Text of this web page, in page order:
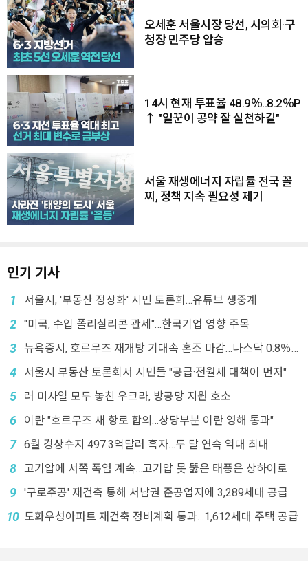
오세훈 서울시장 당선, 시의회·구
청장 민주당 압승
14시 현재 투표율 48.9％..8.2％P
↑ "일꾼이 공약 잘 실천하길"
서울 재생에너지 자립률 전국 꼴
찌, 정책 지속 필요성 제기
인기 기사
1 서울시, '부동산 정상화' 시민 토론회…유튜브 생중계
2 "미국, 수입 폴리실리콘 관세"…한국기업 영향 주목
3
뉴욕증시, 호르무즈 재개방 기대속 혼조 마감…나스닥 0.8％
4 서울시 부동산 토론회서 시민들 "공급·전월세 대책이 먼저"
5 러 미사일 모두 놓친 우크라, 방공망 지원 호소
6 이란 "호르무즈 새 항로 합의…상당부분 이란 영해 통과"
7 6월 경상수지 497.3억달러 흑자…두 달 연속 역대 최대
8 고기압에 서쪽 폭염 계속…고기압 못 뚫은 태풍은 상하이로
9 '구로주공' 재건축 통해 서남권 준공업지에 3,289세대 공급
10 도화우성아파트 재건축 정비계획 통과…1,612세대 주택 공급